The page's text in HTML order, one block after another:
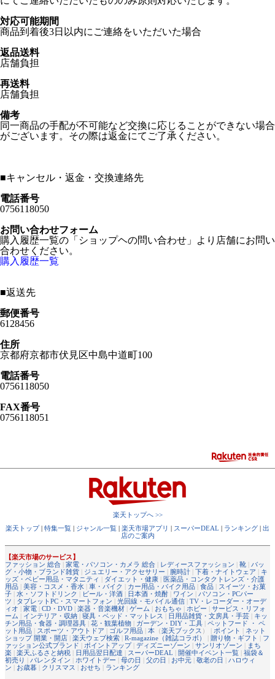
対応可能期間
商品到着後3日以内にご連絡をいただいた場合
返品送料
店舗負担
再送料
店舗負担
備考
同一商品の手配が不可能など交換に応じることができない場合
がございます。その際は返金にてご了承ください。
■キャンセル・返金・交換連絡先
電話番号
0756118050
お問い合わせフォーム
購入履歴一覧の「ショップヘの問い合わせ」より店舗にお問い
合わせください。
購入履歴一覧
■返送先
郵便番号
6128456
住所
京都府京都市伏見区中島中道町100
電話番号
0756118050
FAX番号
0756118051
楽天トップへ >>
楽天トップ| 特集一覧 | ジャンル一覧 | 楽天市場アプリ | スーパーDEAL | ランキング | 出
店のご案内
【楽天市場のサービス】
ファッション 総合 | 家電・パソコン・カメラ 総合 | レディースファッション | 靴 | バッ
グ・小物・ブランド雑貨 | ジュエリー・アクセサリー | 腕時計 | 下着・ナイトウェア | キ
ッズ・ベビー用品・マタニティ | ダイエット・健康 | 医薬品・コンタクトレンズ・介護
用品 | 美容・コスメ・香水 | 車・バイク | カー用品・バイク用品 | 食品 | スイーツ・お菓
子 | 水・ソフトドリンク | ビール・洋酒 | 日本酒・焼酎 | ワイン | パソコン・PCパー
ツ | タブレットPC・スマートフォン | 光回線・モバイル通信 | TV・レコーダー・オーデ
ィオ | 家電 | CD・DVD | 楽器・音楽機材 | ゲーム | おもちゃ | ホビー | サービス・リフォ
ーム | インテリア・収納 | 寝具・ベッド・マットレス | 日用品雑貨・文房具・手芸 | キッ
チン用品・食器・調理器具 | 花・観葉植物 | ガーデン・DIY・工具 | ペットフード ・ ペ
ット用品 | スポーツ・アウトドア | ゴルフ用品 | 本 （楽天ブックス ） | ポイント | ネット
ショップ 開業・開店 | 楽天ウェブ検索 | R-magazine（雑誌コラボ） | 贈り物・ギフト | フ
ァッション公式ブランド | ポイントアップ| ディズニーゾーン | サンリオゾーン | まち
楽 | 楽天ふるさと納税 | 日用品翌日配達 | スーパーDEAL | 開催中イベント一覧 | 福袋＆
初売り | バレンタイン | ホワイトデー | 母の日 | 父の日 | お中元 | 敬老の日 | ハロウィ
ン | お歳暮 | クリスマス | おせち | ランキング